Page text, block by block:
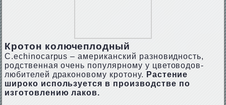
Кротон колючеплодный
С.есhinосаrрus – американский разновидность,
родственная очень популярному у цветоводов-
любителей драконовому кротону. Растение
широко используется в производстве по
изготовлению лаков.